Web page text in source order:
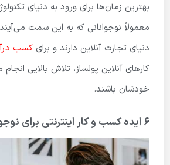
بهترین زمان‌ها برای ورود به دنیای
معمولاً نوجوانانی که به این سمت
دنیای تجارت آنلاین دارند و برای کسب
کارهای آنلاین پولساز، تلاش بالایی
خودشان باشند.
6 ایده کسب و کار اینترنتی برای نوجوانان در منزل